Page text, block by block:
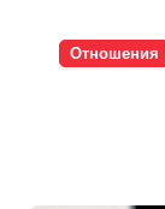
Отношения